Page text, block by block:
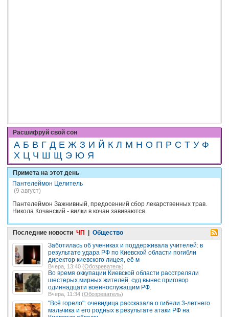
Расшифруй свой сон
А Б В Г Д Е Ж З И Й К Л М Н О П Р С Т У Ф
Х Ц Ч Ш Щ Э Ю Я
Примета на этот день
Пантелеймон Целитель
(9 август)
Пантелеймон Зажнивный, предосенний сбор лекарственных трав.
Никола Кочанский - вилки в кочан завиваются.
Последние новости ЧП | Общество
Заботилась об учениках и поддерживала учителей: в
результате удара РФ по Киевской области погибли
директор киевского лицея, её м
Вчера, 13:40 (Обозреватель)
Во время оккупации Киевской области расстреляли
шестерых мирных жителей: суд вынес приговор
одиннадцати военнослужащим РФ.
Вчера, 11:34 (Обозреватель)
"Всё горело": очевидица рассказала о гибели 3-летнего
мальчика и его родных в результате атаки РФ на